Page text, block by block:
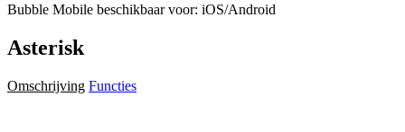
Bubble Mobile beschikbaar voor: iOS/Android
Asterisk
Omschrijving Functies